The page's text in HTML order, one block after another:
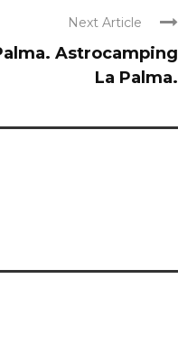
Next Article
Astrocamping
La Palma.